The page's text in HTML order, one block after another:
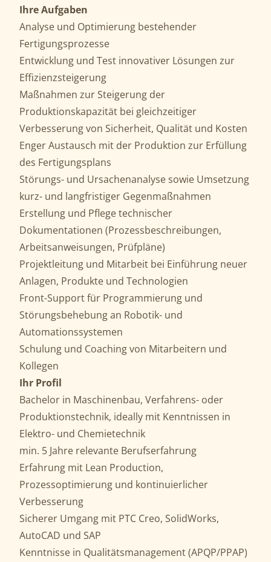
Ihre Aufgaben
Analyse und Optimierung bestehender
Fertigungsprozesse
Entwicklung und Test innovativer Lösungen zur
Effizienzsteigerung
Maßnahmen zur Steigerung der
Produktionskapazität bei gleichzeitiger
Verbesserung von Sicherheit, Qualität und Kosten
Enger Austausch mit der Produktion zur Erfüllung
des Fertigungsplans
Störungs- und Ursachenanalyse sowie Umsetzung
kurz- und langfristiger Gegenmaßnahmen
Erstellung und Pflege technischer
Dokumentationen (Prozessbeschreibungen,
Arbeitsanweisungen, Prüfpläne)
Projektleitung und Mitarbeit bei Einführung neuer
Anlagen, Produkte und Technologien
Front-Support für Programmierung und
Störungsbehebung an Robotik- und
Automationssystemen
Schulung und Coaching von Mitarbeitern und
Kollegen
Ihr Profil
Bachelor in Maschinenbau, Verfahrens- oder
Produktionstechnik, ideally mit Kenntnissen in
Elektro- und Chemietechnik
min. 5 Jahre relevante Berufserfahrung
Erfahrung mit Lean Production,
Prozessoptimierung und kontinuierlicher
Verbesserung
Sicherer Umgang mit PTC Creo, SolidWorks,
AutoCAD und SAP
Kenntnisse in Qualitätsmanagement (APQP/PPAP)